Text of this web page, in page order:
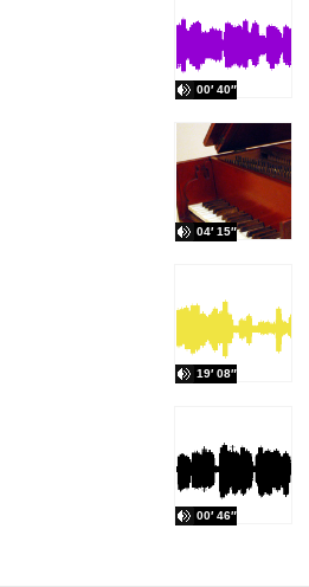
00′ 40″
04′ 15″
19′ 08″
00′ 46″